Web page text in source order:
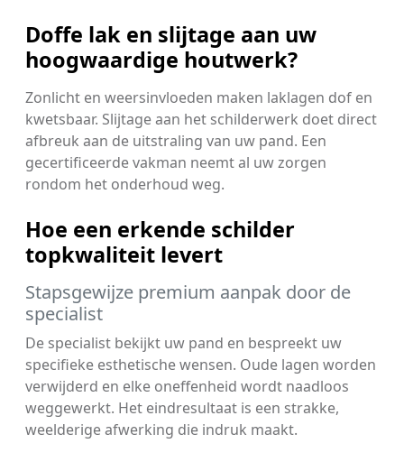
Doffe lak en slijtage aan uw
hoogwaardige houtwerk?
Zonlicht en weersinvloeden maken laklagen dof en
kwetsbaar. Slijtage aan het schilderwerk doet direct
afbreuk aan de uitstraling van uw pand. Een
gecertificeerde vakman neemt al uw zorgen
rondom het onderhoud weg.
Hoe een erkende schilder
topkwaliteit levert
Stapsgewijze premium aanpak door de
specialist
De specialist bekijkt uw pand en bespreekt uw
specifieke esthetische wensen. Oude lagen worden
verwijderd en elke oneffenheid wordt naadloos
weggewerkt. Het eindresultaat is een strakke,
weelderige afwerking die indruk maakt.